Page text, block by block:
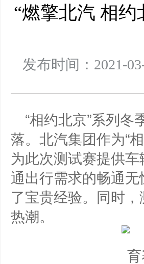
“燃擎北汽 相
发布时间：2021-
“相约北京”系列
落。北汽集团作为“
为此次测试赛提供
通出行需求的畅通
了宝贵经验。同时
热潮。